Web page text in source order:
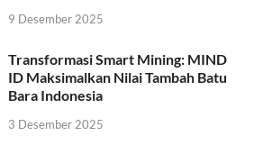
9 Desember 2025
Transformasi Smart Mining: MIND
ID Maksimalkan Nilai Tambah Batu
Bara Indonesia
3 Desember 2025